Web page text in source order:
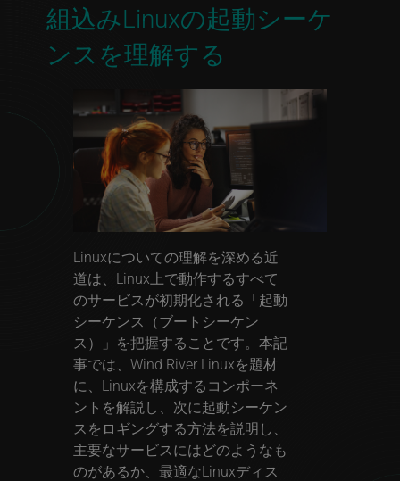
組込みLinuxの起動シーケ
ンスを理解する
Linuxについての理解を深める近
道は、Linux上で動作するすべて
のサービスが初期化される「起動
シーケンス（ブートシーケン
ス）」を把握することです。本記
事では、Wind River Linuxを題材
に、Linuxを構成するコンポーネ
ントを解説し、次に起動シーケン
スをロギングする方法を説明し、
主要なサービスにはどのようなも
のがあるか、最適なLinuxディス